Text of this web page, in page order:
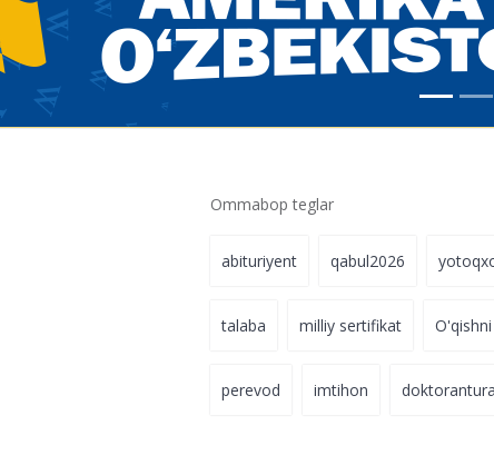
Ommabop teglar
abituriyent qabul2026
talaba milliy sertifikat
perevod imtihon doktorantura